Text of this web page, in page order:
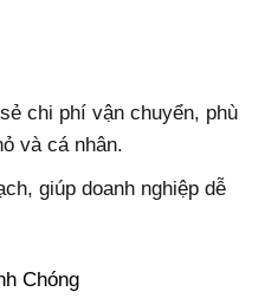
chi phí vận chuyển, phù
và cá nhân.
giúp doanh nghiệp dễ
Chóng